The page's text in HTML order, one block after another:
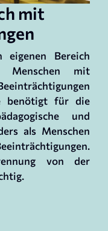
mit
Bereich
Menschen mit
benötigt für die
und
als Menschen
von der